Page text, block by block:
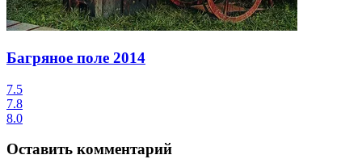
Багряное поле 2014
7.5
7.8
8.0
Оставить комментарий